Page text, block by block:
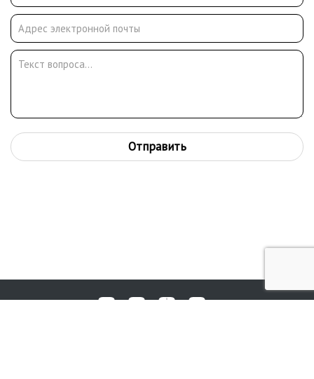
иллюстрированию произведений художественной
литературы. Иллюстрировал Джека Лондона, Бальзака,
Флобера. Его работы постоянно выставлялись на разных
выставках, в том числе и зарубежных.
Отправить